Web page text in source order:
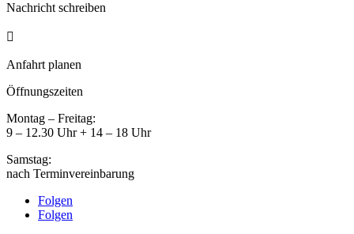
Nachricht schreiben

Anfahrt planen
Öffnungszeiten
Montag – Freitag:
9 – 12.30 Uhr + 14 – 18 Uhr
Samstag:
nach Terminvereinbarung
Folgen
Folgen